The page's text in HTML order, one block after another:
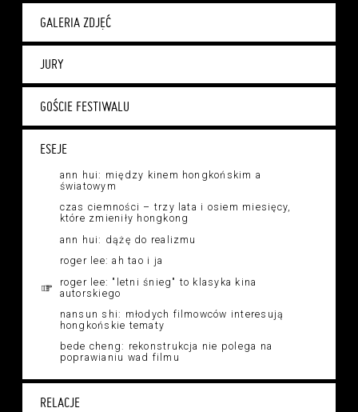
GALERIA ZDJĘĆ
JURY
GOŚCIE FESTIWALU
ESEJE
ann hui: między kinem hongkońskim a
światowym
czas ciemności – trzy lata i osiem miesięcy,
które zmieniły hongkong
ann hui: dążę do realizmu
roger lee: ah tao i ja
roger lee: "letni śnieg" to klasyka kina
autorskiego
nansun shi: młodych filmowców interesują
hongkońskie tematy
bede cheng: rekonstrukcja nie polega na
poprawianiu wad filmu
RELACJE